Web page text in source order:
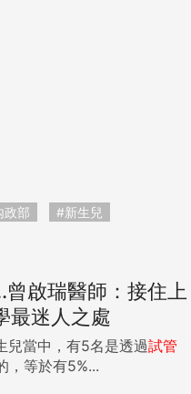
政部 #新生兒
曾啟瑞醫師：接住上
最迷人之處
兒當中，有5名是透過試管
，等於有5%...